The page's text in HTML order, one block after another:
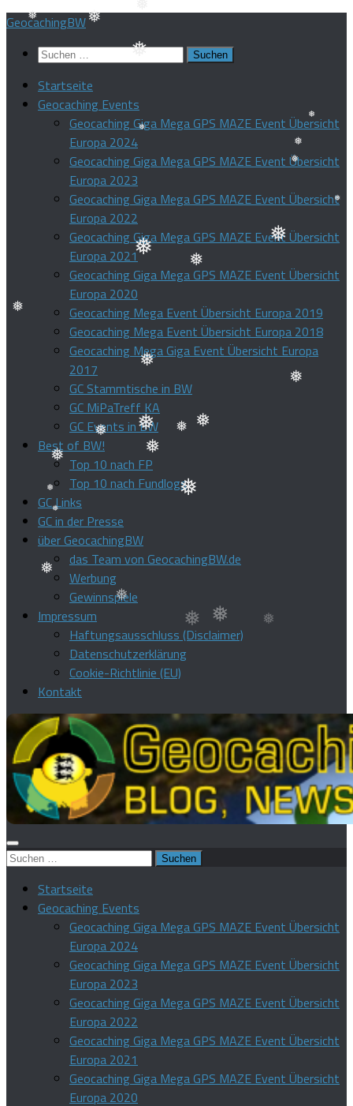
❅
❅
❅
❅
❅
❅
❅
❅ ❅
❅
❅
❅
❅
❅
❅
Zum
springen
GeocachingBW
Suchen
Startseite
Geocaching Events
Geocaching Giga Mega GPS MAZE Event Übersicht
Europa 2024
Geocaching Giga Mega GPS MAZE Event Übersicht
Europa 2023
Geocaching Giga Mega GPS MAZE Event Übersicht
Europa 2022
Geocaching Giga Mega GPS MAZE Event Übersicht
Europa 2021
Geocaching Giga Mega GPS MAZE Event Übersicht
Europa 2020
Geocaching Mega Event Übersicht Europa 2019
Geocaching Mega Event Übersicht Europa 2018
Geocaching Mega Giga Event Übersicht Europa
2017
GC Stammtische in BW
GC MiPaTreff KA
GC Events in BW
Best of BW!
Top 10 nach FP
Top 10 nach Fundlogs
GC Links
GC in der Presse
über GeocachingBW
das Team von GeocachingBW.de
Werbung
Gewinnspiele
Impressum
Haftungsausschluss (Disclaimer)
Datenschutzerklärung
Cookie-Richtlinie (EU)
Kontakt
Suchen
Startseite
Geocaching Events
Geocaching Giga Mega GPS MAZE Event Übersicht
Europa 2024
Geocaching Giga Mega GPS MAZE Event Übersicht
Europa 2023
Geocaching Giga Mega GPS MAZE Event Übersicht
Europa 2022
Geocaching Giga Mega GPS MAZE Event Übersicht
Europa 2021
Geocaching Giga Mega GPS MAZE Event Übersicht
Europa 2020